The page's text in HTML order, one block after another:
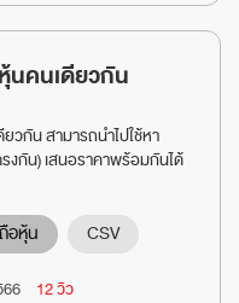
คนเดียวกัน
กัน สามารถนำไปใช้หา
กัน) เสนอราคาพร้อมกันได้
อหุ้น CSV
12 วิว